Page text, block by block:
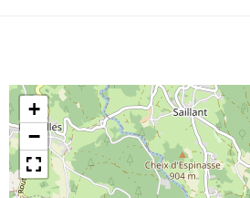
Trier par
Horodatage
+
−